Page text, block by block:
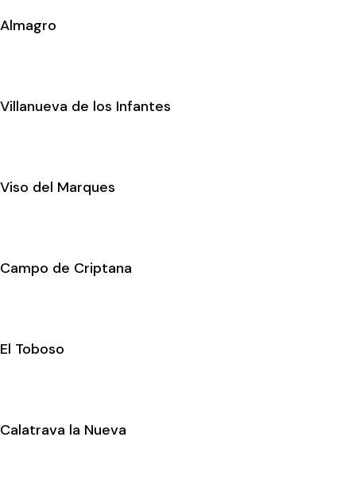
Almagro
Villanueva de los Infantes
Viso del Marques
Campo de Criptana
El Toboso
Calatrava la Nueva